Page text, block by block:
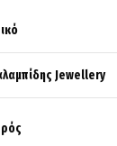
Jewellery